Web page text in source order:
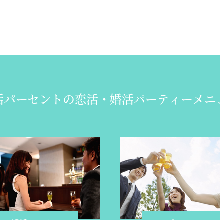
パーセントの恋活・婚活パーティーメニ